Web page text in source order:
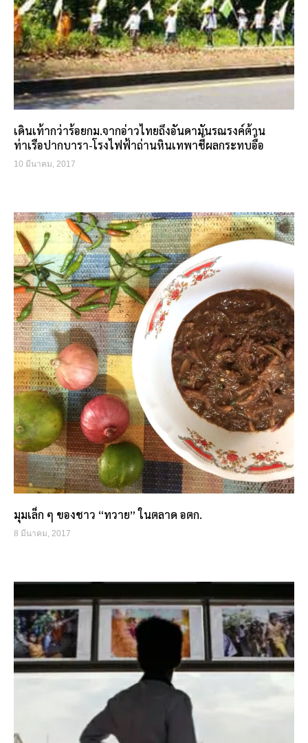
เดินเท้ากว่าร้อยกม.จากอ่าวไทยถึงอันดามันรณรงค์ต้าน
ท่าเรือปากบารา-โรงไฟฟ้าถ่านหินเทพาชี้ผลกระทบอื้อ
10 มีนาคม, 2017
มุมเล็ก ๆ ของชาว “ทวาย” ในตลาด อตก.
8 มีนาคม, 2017